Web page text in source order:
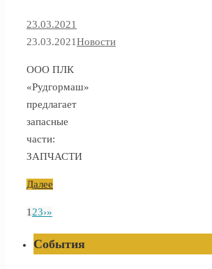
23.03.2021
23.03.2021Новости
ООО ПЛК
«Рудгормаш»
предлагает
запасные
части:
ЗАПЧАСТИ
Далее
1 23›»
События